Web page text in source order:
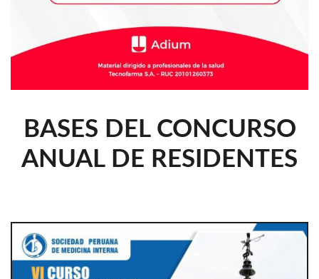
BASES DEL CONCURSO
ANUAL DE RESIDENTES